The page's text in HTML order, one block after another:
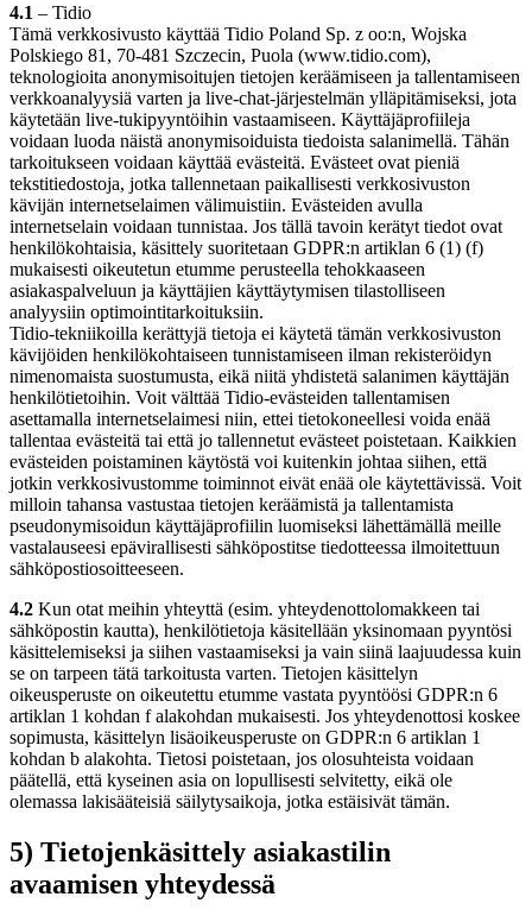
4.1 – Tidio
Tämä verkkosivusto käyttää Tidio Poland Sp. z oo:n, Wojska
Polskiego 81, 70-481 Szczecin, Puola (www.tidio.com),
teknologioita anonymisoitujen tietojen keräämiseen ja tallentamiseen
verkkoanalyysiä varten ja live-chat-järjestelmän ylläpitämiseksi, jota
käytetään live-tukipyyntöihin vastaamiseen. Käyttäjäprofiileja
voidaan luoda näistä anonymisoiduista tiedoista salanimellä. Tähän
tarkoitukseen voidaan käyttää evästeitä. Evästeet ovat pieniä
tekstitiedostoja, jotka tallennetaan paikallisesti verkkosivuston
kävijän internetselaimen välimuistiin. Evästeiden avulla
internetselain voidaan tunnistaa. Jos tällä tavoin kerätyt tiedot ovat
henkilökohtaisia, käsittely suoritetaan GDPR:n artiklan 6 (1) (f)
mukaisesti oikeutetun etumme perusteella tehokkaaseen
asiakaspalveluun ja käyttäjien käyttäytymisen tilastolliseen
analyysiin optimointitarkoituksiin.
Tidio-tekniikoilla kerättyjä tietoja ei käytetä tämän verkkosivuston
kävijöiden henkilökohtaiseen tunnistamiseen ilman rekisteröidyn
nimenomaista suostumusta, eikä niitä yhdistetä salanimen käyttäjän
henkilötietoihin. Voit välttää Tidio-evästeiden tallentamisen
asettamalla internetselaimesi niin, ettei tietokoneellesi voida enää
tallentaa evästeitä tai että jo tallennetut evästeet poistetaan. Kaikkien
evästeiden poistaminen käytöstä voi kuitenkin johtaa siihen, että
jotkin verkkosivustomme toiminnot eivät enää ole käytettävissä. Voit
milloin tahansa vastustaa tietojen keräämistä ja tallentamista
pseudonymisoidun käyttäjäprofiilin luomiseksi lähettämällä meille
vastalauseesi epävirallisesti sähköpostitse tiedotteessa ilmoitettuun
sähköpostiosoitteeseen.
4.2 Kun otat meihin yhteyttä (esim. yhteydenottolomakkeen tai
sähköpostin kautta), henkilötietoja käsitellään yksinomaan pyyntösi
käsittelemiseksi ja siihen vastaamiseksi ja vain siinä laajuudessa kuin
se on tarpeen tätä tarkoitusta varten. Tietojen käsittelyn
oikeusperuste on oikeutettu etumme vastata pyyntöösi GDPR:n 6
artiklan 1 kohdan f alakohdan mukaisesti. Jos yhteydenottosi koskee
sopimusta, käsittelyn lisäoikeusperuste on GDPR:n 6 artiklan 1
kohdan b alakohta. Tietosi poistetaan, jos olosuhteista voidaan
päätellä, että kyseinen asia on lopullisesti selvitetty, eikä ole
olemassa lakisääteisiä säilytysaikoja, jotka estäisivät tämän.
5) Tietojenkäsittely asiakastilin
avaamisen yhteydessä